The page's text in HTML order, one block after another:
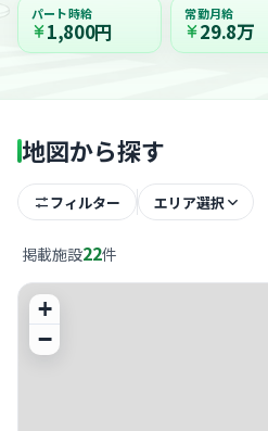
パート時給
1,800円
常勤月給
29.8万
地図から探す
フィルター エリア選択
掲載施設22件
+
−